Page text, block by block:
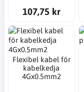
107,75 kr
Flexibel kabel för
kabelkedja
4Gx0.5mm2